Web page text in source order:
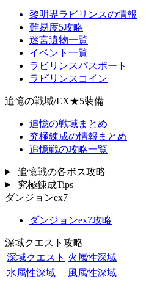
黎明界ラビリンスの情報
難易度5攻略
迷宮遺物一覧
イベント一覧
ラビリンスパスポート
ラビリンスコイン
追憶の戦域/EX★5装備
追憶の戦域まとめ
究極錬成の情報まとめ
追憶戦の攻略一覧
追憶戦の各ボス攻略
究極錬成Tips
ダンジョンex7
ダンジョンex7攻略
深域クエスト攻略
深域クエスト 火属性深域
水属性深域
風属性深域